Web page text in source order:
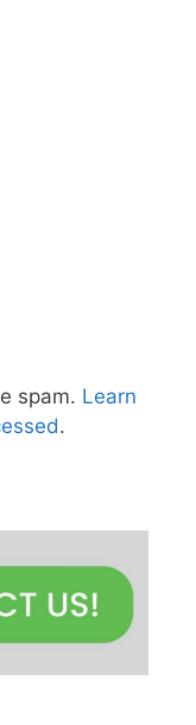
spam. Learn
.